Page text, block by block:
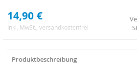
14,90 €
Inkl. MwSt. , versandkostenfrei
Produktbeschreibung